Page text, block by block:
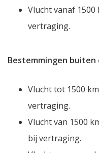
Vlucht vanaf 1500
vertraging.
Bestemmingen buiten
Vlucht tot 1500
vertraging.
Vlucht van 1500
bij vertraging.